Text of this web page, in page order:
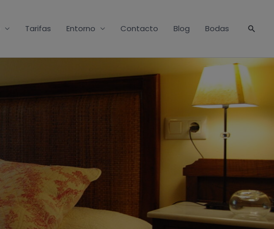
Tarifas Entorno Contacto Blog Bodas